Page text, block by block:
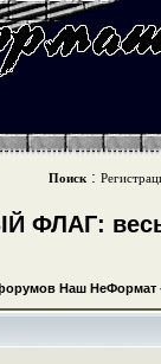
Поиск :
ФЛАГ:
Наш НеФормат